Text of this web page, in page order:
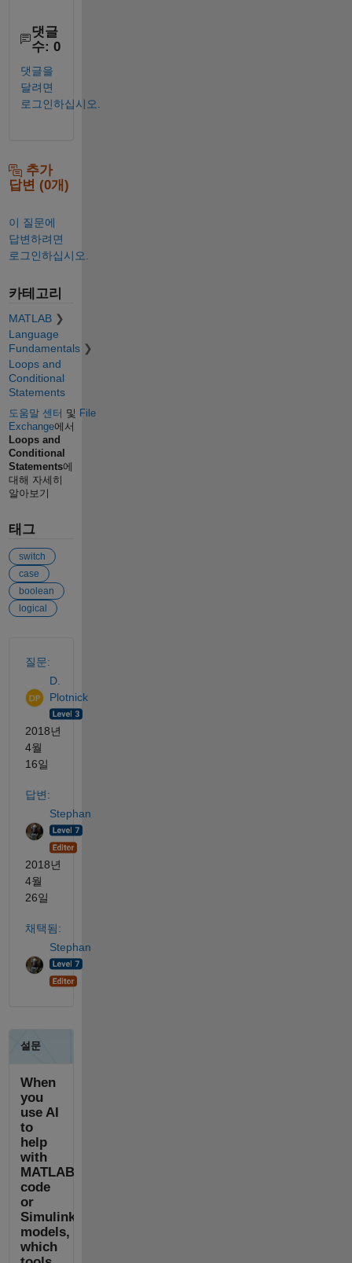
댓글
수: 0
댓글을
달려면
로그인하십시오.
추가
답변 (0개)
이 질문에
답변하려면
로그인하십시오.
카테고리
MATLAB
Language
Fundamentals
Loops and
Conditional
Statements
도움말 센터 및 File
Exchange에서
Loops and
Conditional
Statements에
대해 자세히
알아보기
태그
switch
case
boolean
logical
질문:
D.
Plotnick
2018년
4월
16일
답변:
Stephan
2018년
4월
26일
채택됨:
Stephan